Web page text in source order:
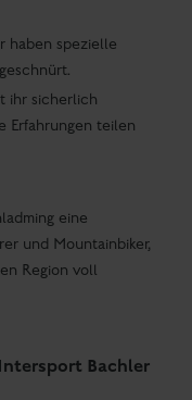
haben spezielle
ihr sicherlich
Erfahrungen teilen
eine
und Mountainbiker,
Region voll
Bachler